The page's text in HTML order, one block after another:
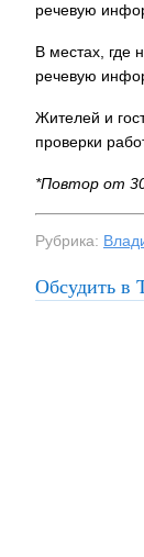
речевую
В местах, где
речевую
Жителей и
проверки
*Повтор от
Рубрика:
Обсудить в